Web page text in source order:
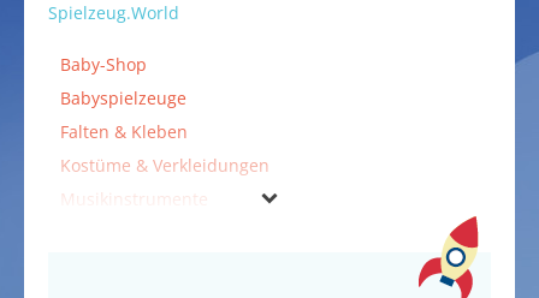
Spielzeug.World
Baby-Shop
Babyspielzeuge
Falten & Kleben
Kostüme & Verkleidungen
Musikinstrumente